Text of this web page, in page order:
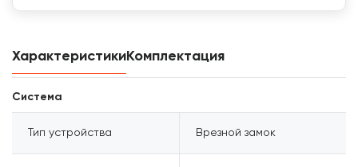
ХарактеристикиКомплектация
Система
Тип устройства Врезной замок